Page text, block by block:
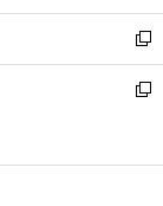
開
く
ウ
で
開
く
ン
ド
ウ
で
ウ
ィ
ン
ド
開
新
し
い
ン
新
ウ